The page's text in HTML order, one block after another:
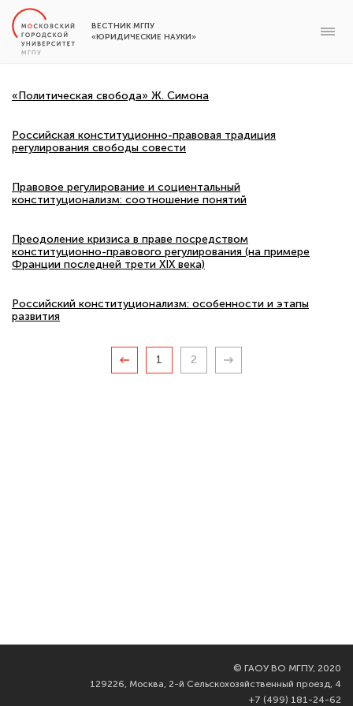
ВЕСТНИК МГПУ
«ЮРИДИЧЕСКИЕ НАУКИ»
«Политическая свобода» Ж. Симона
Российская конституционно-правовая традиция
регулирования свободы совести
Правовое регулирование и социентальный
конституционализм: соотношение понятий
Преодоление кризиса в праве посредством
конституционно-правового регулирования (на примере
Франции последней трети XIX века)
Российский конституционализм: особенности и этапы
развития
1 2
© ГАОУ ВО МГПУ, 2020
129226, Москва, 2-й Сельскохозяйственный проезд, 4
+7 (499) 181-24-62